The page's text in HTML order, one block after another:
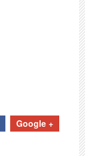
Google +